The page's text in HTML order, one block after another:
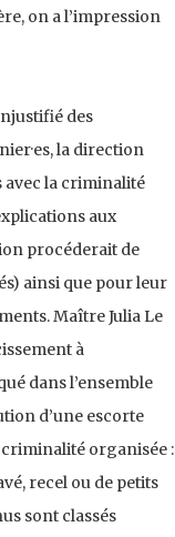
on a l’impression
des
la direction
avec la criminalité
aux
procéderait de
ainsi que pour leur
Maître Julia Le
à
dans l’ensemble
d’une escorte
organisée :
recel ou de petits
sont classés